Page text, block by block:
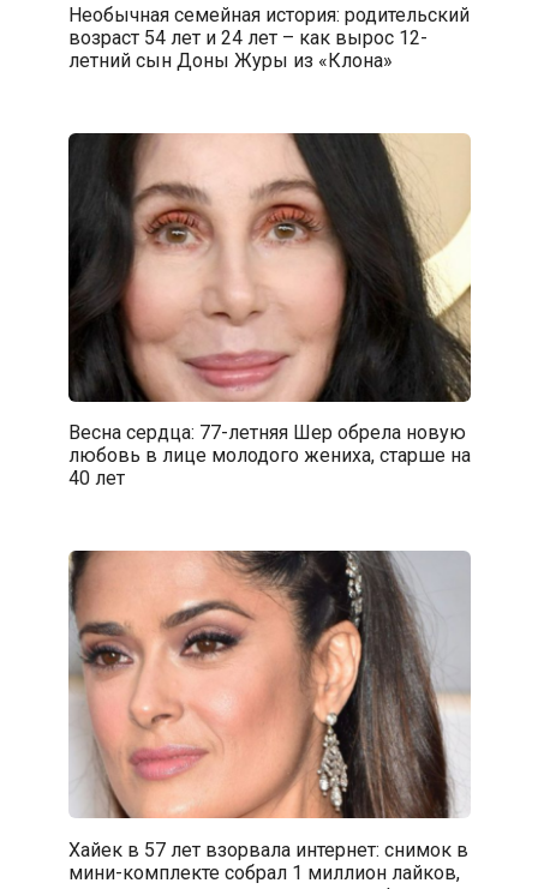
Необычная семейная история: родительский
возраст 54 лет и 24 лет – как вырос 12-
летний сын Доны Журы из «Клона»
Весна сердца: 77-летняя Шер обрела новую
любовь в лице молодого жениха, старше на
40 лет
Хайек в 57 лет взорвала интернет: снимок в
мини-комплекте собрал 1 миллион лайков,